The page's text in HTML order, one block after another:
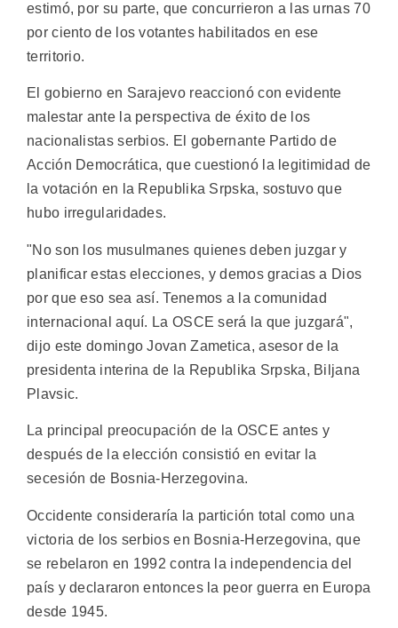
estimó, por su parte, que concurrieron a las urnas 70
por ciento de los votantes habilitados en ese
territorio.
El gobierno en Sarajevo reaccionó con evidente
malestar ante la perspectiva de éxito de los
nacionalistas serbios. El gobernante Partido de
Acción Democrática, que cuestionó la legitimidad de
la votación en la Republika Srpska, sostuvo que
hubo irregularidades.
"No son los musulmanes quienes deben juzgar y
planificar estas elecciones, y demos gracias a Dios
por que eso sea así. Tenemos a la comunidad
internacional aquí. La OSCE será la que juzgará",
dijo este domingo Jovan Zametica, asesor de la
presidenta interina de la Republika Srpska, Biljana
Plavsic.
La principal preocupación de la OSCE antes y
después de la elección consistió en evitar la
secesión de Bosnia-Herzegovina.
Occidente consideraría la partición total como una
victoria de los serbios en Bosnia-Herzegovina, que
se rebelaron en 1992 contra la independencia del
país y declararon entonces la peor guerra en Europa
desde 1945.